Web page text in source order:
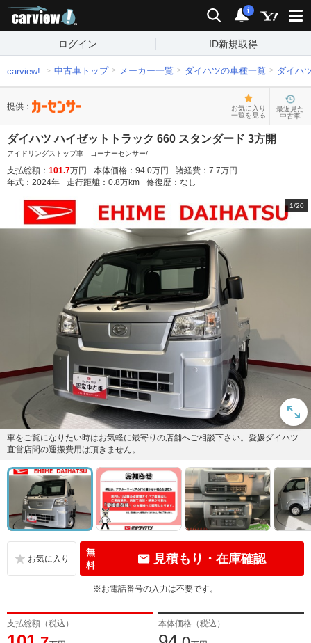
検索 通知
i
ログイン ID新規取得
carview! 中古車トップ メーカー一覧 ダイハツの車種一覧 ダイハ
提供：
お気に入り
一覧を見る
最近見た
中古車
ダイハツ ハイゼットトラック 660 スタンダード 3方開
アイドリングストップ車 コーナーセンサー/
支払総額： 101.7万円 本体価格： 94.0万円 諸経費： 7.7万円
年式： 2024年 走行距離： 0.8万km 修復歴： なし
1/20
車をご覧になりたい時はお気軽に最寄りの店舗へご相談下さい。愛媛ダイハツ
直営店間の運搬費用は頂きません。
無
料
見積もり・在庫確認
※お電話番号の入力は不要です。
支払総額（税込） 本体価格（税込）